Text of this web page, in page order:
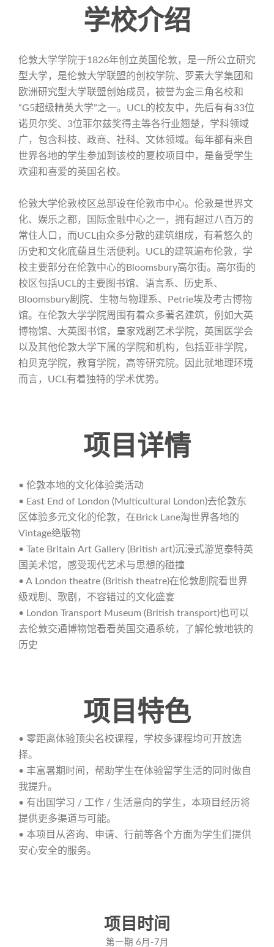
学校介绍
伦敦大学学院于1826年创立英国伦敦，是一所公立研究
型大学，是伦敦大学联盟的创校学院、罗素大学集团和
欧洲研究型大学联盟创始成员，被誉为金三角名校和
“G5超级精英大学”之一。UCL的校友中，先后有有33位
诺贝尔奖、3位菲尔兹奖得主等各行业翘楚，学科领域
广，包含科技、政商、社科、文体领域。每年都有来自
世界各地的学生参加到该校的夏校项目中，是备受学生
欢迎和喜爱的英国名校。
伦敦大学伦敦校区总部设在伦敦市中心。伦敦是世界文
化、娱乐之都，国际金融中心之一，拥有超过八百万的
常住人口，而UCL由众多分散的建筑组成，有着悠久的
历史和文化底蕴且生活便利。UCL的建筑遍布伦敦，学
校主要部分在伦敦中心的Bloomsbury高尔街。高尔街的
校区包括UCL的主要图书馆、语言系、历史系、
Bloomsbury剧院、生物与物理系、Petrie埃及考古博物
馆。在伦敦大学学院周围有着众多著名建筑，例如大英
博物馆、大英图书馆，皇家戏剧艺术学院，英国医学会
以及其他伦敦大学下属的学院和机构，包括亚非学院，
柏贝克学院，教育学院，高等研究院。因此就地理环境
而言，UCL有着独特的学术优势。
项目详情
• 伦敦本地的文化体验类活动
• East End of London (Multicultural London)去伦敦东
区体验多元文化的伦敦，在Brick Lane淘世界各地的
Vintage绝版物
• Tate Britain Art Gallery (British art)沉浸式游览泰特英
国美术馆，感受现代艺术与思想的碰撞
• A London theatre (British theatre)在伦敦剧院看世界
级戏剧、歌剧，不容错过的文化盛宴
• London Transport Museum (British transport)也可以
去伦敦交通博物馆看看英国交通系统，了解伦敦地铁的
历史
项目特色
• 零距离体验顶尖名校课程，学校多课程均可开放选
择。
• 丰富暑期时间，帮助学生在体验留学生活的同时做自
我提升。
• 有出国学习 / 工作 / 生活意向的学生，本项目经历将
提供更多渠道与可能。
• 本项目从咨询、申请、行前等各个方面为学生们提供
安心安全的服务。
项目时间
第一期 6月-7月